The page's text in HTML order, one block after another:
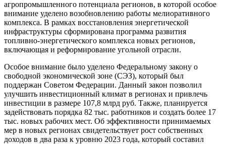
агропромышленного потенциала регионов, в которой особое
внимание уделено возобновлению работы мелиоративного
комплекса. В рамках восстановления энергетической
инфраструктуры сформирована программа развития
топливно-энергетического комплекса новых регионов,
включающая и реформирование угольной отрасли.
Особое внимание было уделено Федеральному закону о
свободной экономической зоне (СЭЗ), который был
поддержан Советом Федерации. Данный закон позволил
улучшить инвестиционный климат в регионах и привлечь
инвестиции в размере 107,8 млрд руб. Также, планируется
задействовать порядка 82 тыс. работников и создать более 17
тыс. новых рабочих мест. Об эффективности принимаемых
мер в новых регионах свидетельствует рост собственных
доходов в два раза к уровню 2023 года, который составил